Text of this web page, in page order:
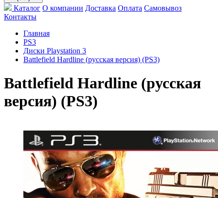
Каталог О компании Доставка Оплата Самовывоз
Контакты
Главная
PS3
Диски Playstation 3
Battlefield Hardline (русская версия) (PS3)
Battlefield Hardline (русская
версия) (PS3)